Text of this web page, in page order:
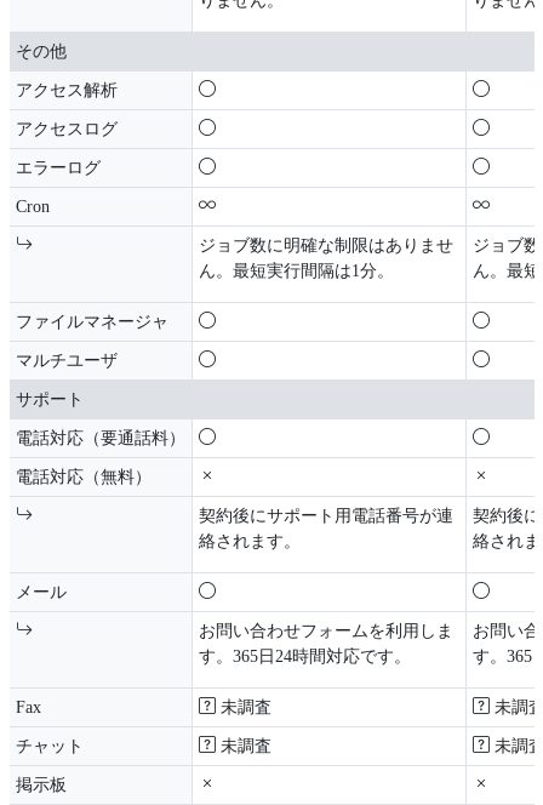
その他
アクセス解析
アクセスログ
エラーログ
Cron
ジョブ数に明確な制限はありませ
ん。最短実行間隔は1分。
ジョブ
ん。最
ファイルマネージャ
マルチユーザ
サポート
電話対応（要通話料）
電話対応（無料）
契約後にサポート用電話番号が連
絡されます。
契約後
絡され
メール
お問い合わせフォームを利用しま
す。365日24時間対応です。
お問い
す。365
Fax 未調査 未調
チャット 未調査 未調
掲示板